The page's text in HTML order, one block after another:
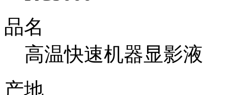
品名
高温快速机器显影液
产地